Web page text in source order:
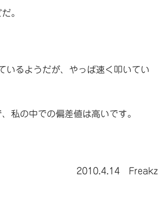
。
いるようだが、やっぱ速く叩いてい
私の中での偏差値は高いです。
2010.4.14 Freakz